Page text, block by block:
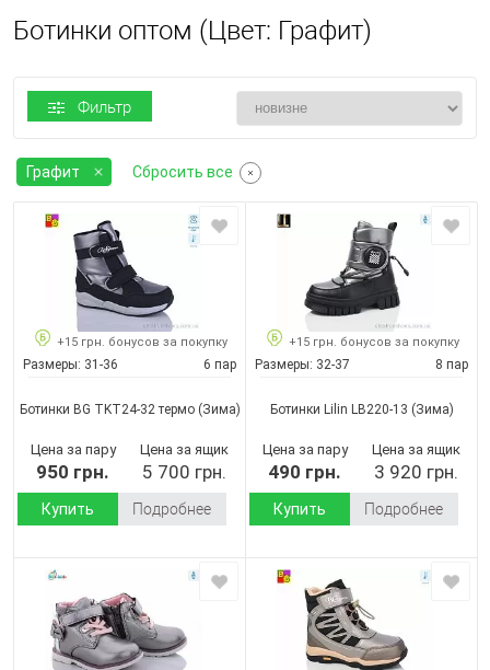
Ботинки оптом (Цвет: Графит)
Фильтр
Графит Сбросить все
+15 грн. бонусов за покупку
Размеры: 31-36 6 пар
Ботинки BG TKT24-32 термо(Зима)
Цена за пару
950 грн.
Цена за ящик
5 700 грн.
Купить Подробнее
+15 грн. бонусов за покупку
Размеры: 32-37 8 пар
Ботинки Lilin LB220-13 (Зима)
Цена за пару
490 грн.
Цена за ящик
3 920 грн.
Купить Подробнее